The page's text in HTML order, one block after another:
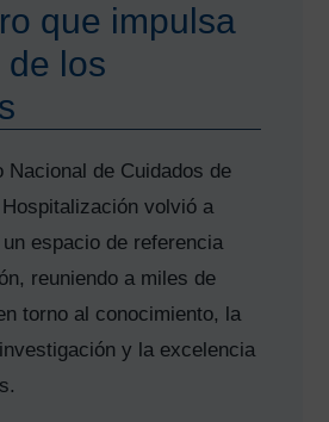
que impulsa
de los
Nacional de Cuidados de
volvió a
espacio de referencia
reuniendo a miles de
torno al conocimiento, la
y la excelencia